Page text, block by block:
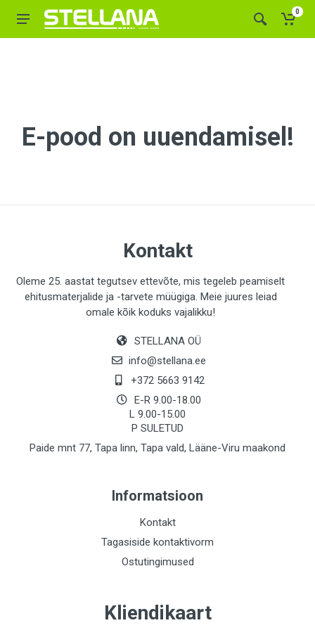
0
E-pood on uuendamisel!
Kontakt
Oleme 25. aastat tegutsev ettevõte, mis tegeleb peamiselt
ehitusmaterjalide ja -tarvete müügiga. Meie juures leiad
omale kõik koduks vajalikku!
STELLANA OÜ
info@stellana.ee
+372 5663 9142
E-R 9.00-18.00
L 9.00-15.00
P SULETUD
Paide mnt 77, Tapa linn, Tapa vald, Lääne-Viru maakond
Informatsioon
Kontakt
Tagasiside kontaktivorm
Ostutingimused
Kliendikaart